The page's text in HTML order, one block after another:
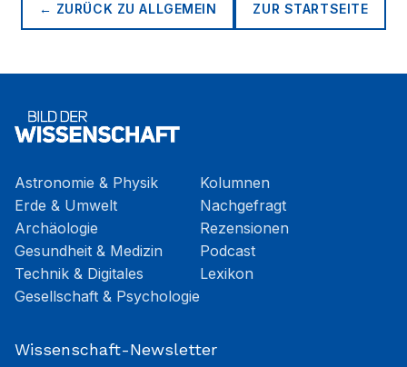
← ZURÜCK ZUALLGEMEIN ZUR STARTSEITE
Astronomie & Physik
Erde & Umwelt
Archäologie
Gesundheit & Medizin
Technik & Digitales
Gesellschaft & Psychologie
Kolumnen
Nachgefragt
Rezensionen
Podcast
Lexikon
Wissenschaft-Newsletter